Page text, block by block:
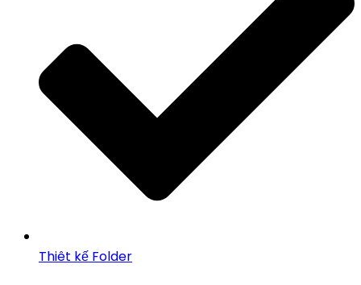
Thiêt kế Folder